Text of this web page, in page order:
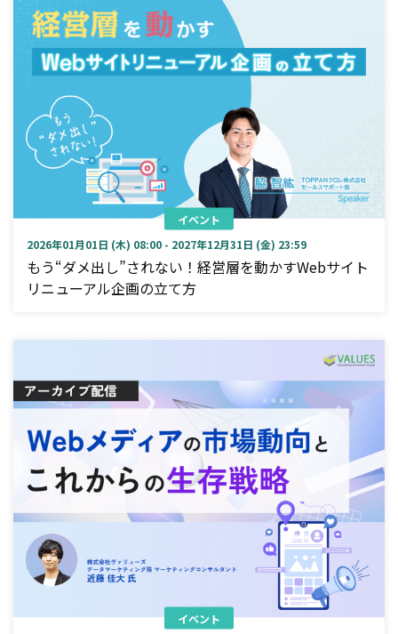
イベント
2026年01月01日 (木) 08:00 - 2027年12月31日 (金) 23:59
もう“ダメ出し”されない！経営層を動かすWebサイト
リニューアル企画の立て方
イベント